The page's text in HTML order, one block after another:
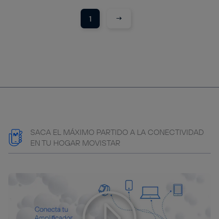
1 →
SACA EL MÁXIMO PARTIDO A LA CONECTIVIDAD
EN TU HOGAR MOVISTAR